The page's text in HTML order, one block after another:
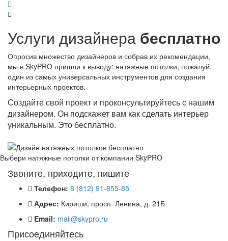
Услуги дизайнера бесплатно
Опросив множество дизайнеров и собрав их рекомендации,
мы в SkyPRO пришли к выводу: натяжные потолки, пожалуй,
один из самых универсальных инструментов для создания
интерьерных проектов.
Создайте свой проект и проконсультируйтесь с нашим
дизайнером. Он подскажет вам как сделать интерьер
уникальным. Это бесплатно.
Выбери натяжные потолки от компании SkyPRO
Звоните, приходите, пишите
Телефон: 8 (812) 91-855-85
Адрес: Кириши, просп. Ленина, д. 21Б
Email: mail@skypro.ru
Присоединяйтесь